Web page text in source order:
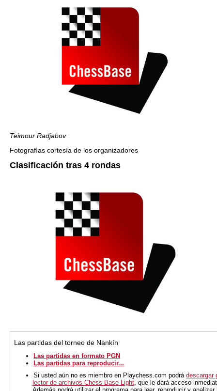
Teimour Radjabov
Fotografías cortesía de los organizadores
Clasificación tras 4 rondas
Las partidas del torneo de Nankín
Las partidas en formato PGN
Las partidas para reproducir...
Si usted aún no es miembro en Playchess.com podrádescargar
lector de archivos Chess Base Light, que le dará acceso